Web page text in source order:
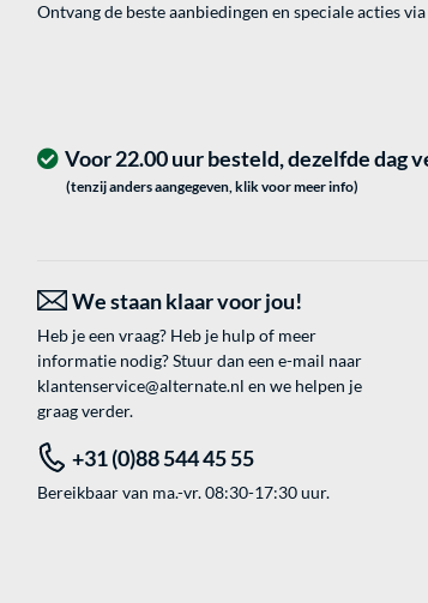
Ontvang de beste aanbiedingen en speciale acties
Voor 22.00 uur besteld, dezelfde dag
(tenzij anders aangegeven, klik voor meer info)
We staan klaar voor jou!
Heb je een vraag? Heb je hulp of meer
informatie nodig? Stuur dan een e-mail naar
klantenservice@alternate.nl en we helpen je
graag verder.
+31 (0)88 544 45 55
Bereikbaar van ma.-vr. 08:30-17:30 uur.